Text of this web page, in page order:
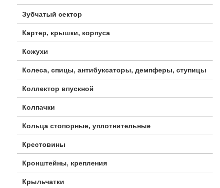
Зубчатый сектор
Картер, крышки, корпуса
Кожухи
Колеса, спицы, антибуксаторы, демпферы, ступицы
Коллектор впускной
Колпачки
Кольца стопорные, уплотнительные
Крестовины
Кронштейны, крепления
Крыльчатки